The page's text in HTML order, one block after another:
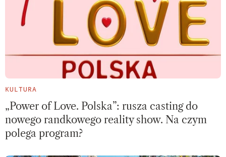
KULTURA
„Power of Love. Polska”: rusza casting do
nowego randkowego reality show. Na czym
polega program?